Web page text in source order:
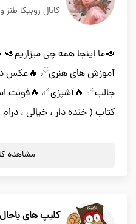
کانال روبیکا
🥑ما اینجا همه چی
آموزش های هنری☄ 🔥عکس
جالب☄ 🔥آشپزی☄ 🔥فونت
کتاب ( خنده دار ، خیالی ،
مشاهده
کلیپ های